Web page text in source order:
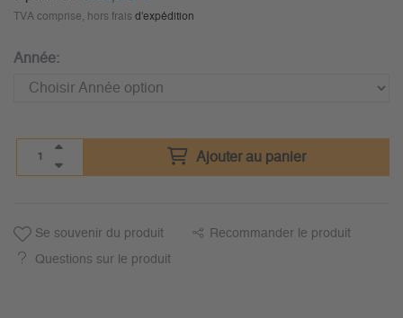
TVA comprise, hors frais d'expédition
Année:
Ajouter au panier
Se souvenir du produit Recommander le produit
Questions sur le produit